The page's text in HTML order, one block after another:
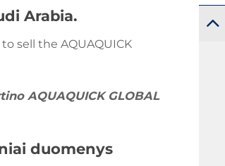
Arabia.
sell the AQUAQUICK
AQUAQUICK GLOBAL
duomenys